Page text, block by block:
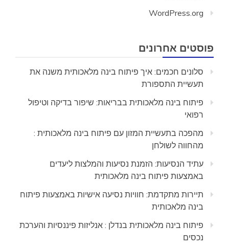
WordPress.org
פוסטים אחרונים
סלונים חכמים: איך פיתוח בינה מלאכותית משנה את
תעשיית התספורת
פיתוח בינה מלאכותית בבריאות: שיפור בדיקה וטיפול
רפואי
מהפכה בתעשיית המזון עם פיתוח בינה מלאכותית :
מהחווה לשולחן
עתיד הנסיעות: הזמנת נסיעות והמלצות ליעדים
באמצעות פיתוח בינה מלאכותית
תיירות מתקדמת: חוויות נסיעה אישיות באמצעות פיתוח
בינה מלאכותית
פיתוח בינה מלאכותית בנדלן : אנליזות פיננסיות והערכת
נכסים